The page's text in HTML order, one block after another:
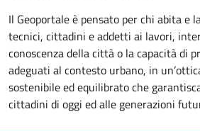
Il Geoportale è pensato per chi abita e
tecnici, cittadini e addetti ai lavori,
conoscenza della città o la capacità di
adeguati al contesto urbano, in
sostenibile ed equilibrato che
cittadini di oggi ed alle generazioni